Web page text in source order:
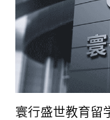
寰行盛世教育留